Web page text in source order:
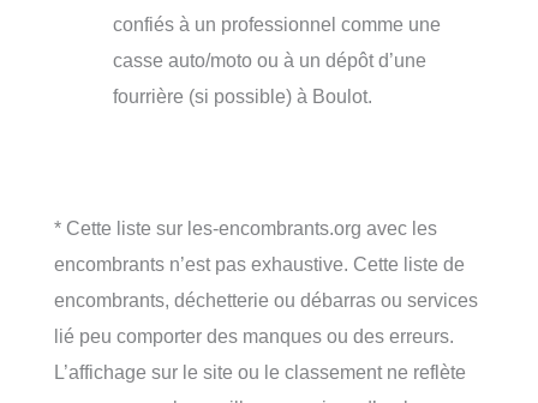
confiés à un professionnel comme une
casse auto/moto ou à un dépôt d’une
fourrière (si possible) à Boulot.
* Cette liste sur les-encombrants.org avec les
encombrants n’est pas exhaustive. Cette liste de
encombrants, déchetterie ou débarras ou services
lié peu comporter des manques ou des erreurs.
L’affichage sur le site ou le classement ne reflète